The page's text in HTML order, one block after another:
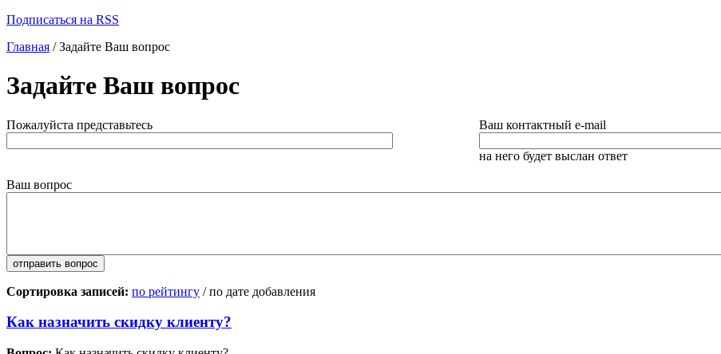
Подписаться на RSS
Главная / Задайте Ваш вопрос
Задайте Ваш вопрос
Пожалуйста представьтесь Ваш контактный e-mail
на него будет выслан ответ
Ваш вопрос
Сортировка записей: по рейтингу / по дате добавления
Как назначить скидку клиенту?